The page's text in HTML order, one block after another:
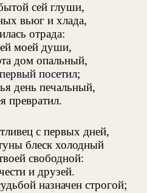
сей глуши,
вьюг и хлада,
отрада:
моей души,
дом опальный,
посетил;
день печальный,
превратил.
с первых дней,
блеск холодный
свободной:
и друзей.
назначен строгой;